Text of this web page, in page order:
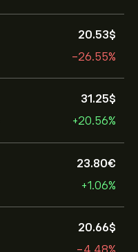
20.53‎$‎
-26.55%
31.25‎$‎
+20.56%
23.80‎€‎
+1.06%
20.66‎$‎